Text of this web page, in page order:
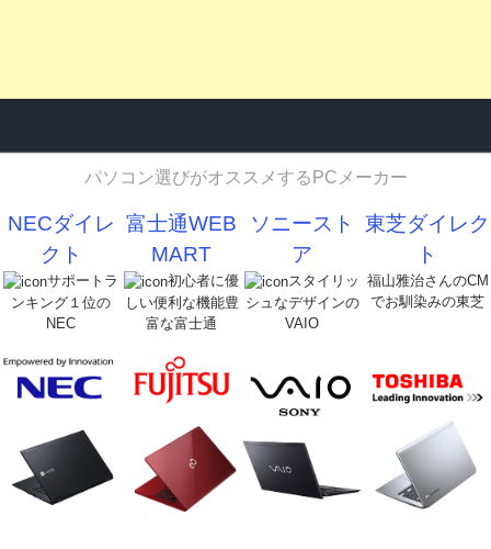
パソコン選びがオススメするPCメーカー
NECダイレ
クト
サポートラ
ンキング１位の
NEC
富士通WEB
MART
初心者に優
しい便利な機能豊
富な富士通
ソニースト
ア
スタイリッ
シュなデザインの
VAIO
東芝ダイレク
ト
福山雅治さんのCM
でお馴染みの東芝